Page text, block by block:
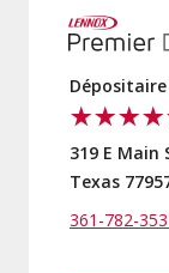
Dépositaire
319 E Main
Texas
361-782-